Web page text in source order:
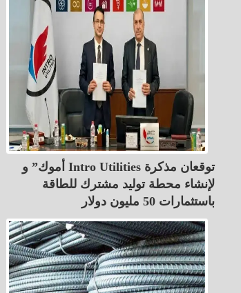
أموك” و Intro Utilities توقعان مذكرة
لإنشاء محطة توليد مشترك للطاقة
باستثمارات 50 مليون دولار